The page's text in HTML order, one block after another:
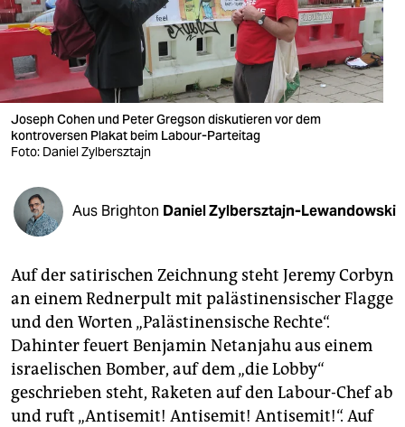
wahrheit
verlag
verlag
veranstaltungen
fragen & hilfe
abo
genossenschaft
epaper login
Joseph Cohen und Peter Gregson diskutieren vor dem
kontroversen Plakat beim Labour-Parteitag
Foto: Daniel Zylbersztajn
Aus Brighton Daniel Zylbersztajn-Lewandowski
Auf der satirischen Zeichnung steht Jeremy Corbyn
an einem Rednerpult mit palästinensischer Flagge
und den Worten „Palästinensische Rechte“.
Dahinter feuert Benjamin Netanjahu aus einem
israelischen Bomber, auf dem „die Lobby“
geschrieben steht, Raketen auf den Labour-Chef ab
und ruft „Antisemit! Antisemit! Antisemit!“. Auf